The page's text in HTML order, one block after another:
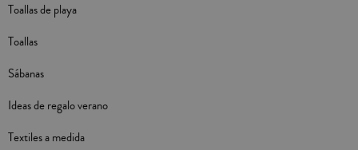
Toallas de playa
Toallas
Sábanas
Ideas de regalo verano
Textiles a medida